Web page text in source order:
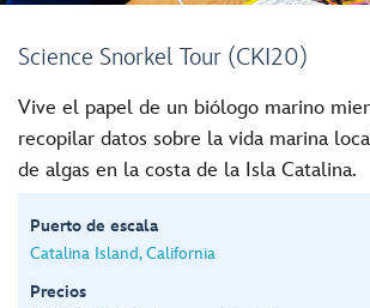
Science Snorkel Tour (CKI20)
Vive el papel de un biólogo marino
recopilar datos sobre la vida marina
de algas en la costa de la Isla Catalina.
Puerto de escala
Catalina Island, California
Precios